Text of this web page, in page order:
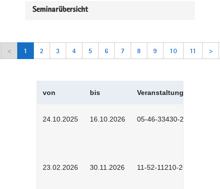
Seminarübersicht
< 1 2 3 4 5 6 7 8 9 10 11 >
von bis Veranstaltungskürzel
24.10.2025 16.10.2026 05-46-33430-2501
23.02.2026 30.11.2026 11-52-11210-2602